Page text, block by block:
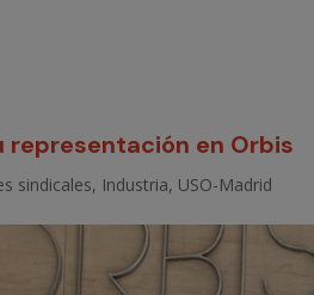
representación en Orbis
sindicales, Industria, USO-Madrid